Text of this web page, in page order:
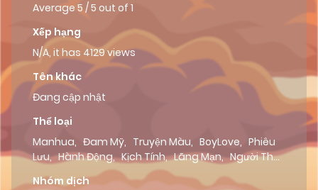
Average 5 /5 out of 1
Xếp hạng
N/A, it has 4129 views
Tên khác
Đang cập nhật
Thể loại
Manhua, Đam Mỹ, Truyện Màu, BoyLove, Phiêu
Lưu, Hành Động, Kịch Tính, Lãng Mạn, Người Thú,
Tình Cảm
Nhóm dịch